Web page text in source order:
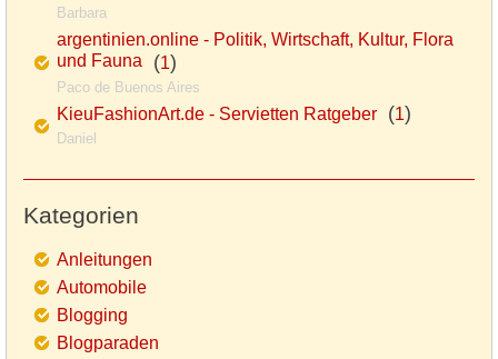
Barbara
argentinien.online - Politik, Wirtschaft, Kultur, Flora
und Fauna (1)
Paco de Buenos Aires
KieuFashionArt.de - Servietten Ratgeber (1)
Daniel
Kategorien
Anleitungen
Automobile
Blogging
Blogparaden